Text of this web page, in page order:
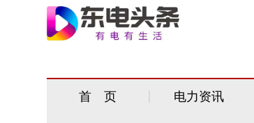
首 页 电力资讯